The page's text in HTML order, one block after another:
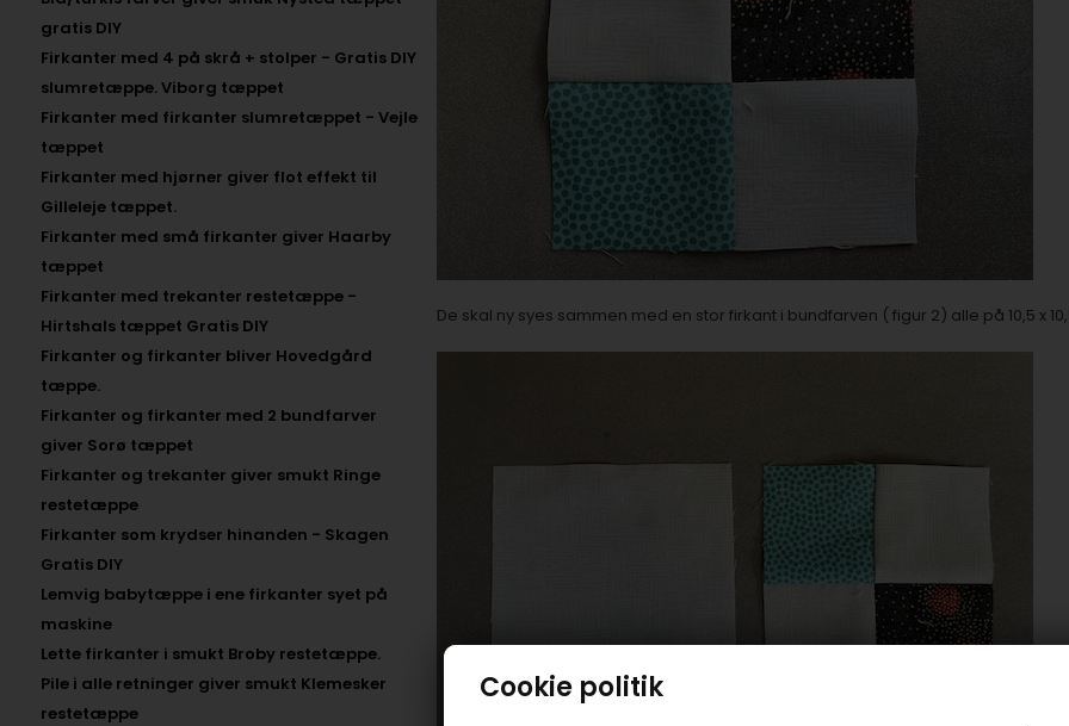
Cookie politik
gratis DIY
Firkanter med 4 på skrå + stolper - Gratis DIY
slumretæppe. Viborg tæppet
Firkanter med firkanter slumretæppet - Vejle
tæppet
Firkanter med hjørner giver flot effekt til
Gilleleje tæppet.
Firkanter med små firkanter giver Haarby
tæppet
Firkanter med trekanter restetæppe -
Hirtshals tæppet Gratis DIY
Firkanter og firkanter bliver Hovedgård
tæppe.
Firkanter og firkanter med 2 bundfarver
giver Sorø tæppet
Firkanter og trekanter giver smukt Ringe
restetæppe
Firkanter som krydser hinanden - Skagen
Gratis DIY
Lemvig babytæppe i ene firkanter syet på
maskine
Lette firkanter i smukt Broby restetæppe.
Pile i alle retninger giver smukt Klemesker
restetæppe
De skal ny syes sammen med en stor firkant i bundfarven ( figur 2) alle på 10,5 x